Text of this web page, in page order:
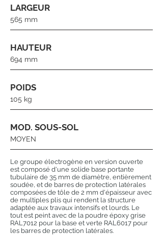
LARGEUR
565 mm
HAUTEUR
694 mm
POIDS
105 kg
MOD. SOUS-SOL
MOYEN
Le groupe électrogène en version ouverte
est composé d'une solide base portante
tubulaire de 35 mm de diamètre, entièrement
soudée, et de barres de protection latérales
composées de tôle de 2 mm d'épaisseur avec
de multiples plis qui rendent la structure
adaptée aux travaux intensifs et lourds. Le
tout est peint avec de la poudre époxy grise
RAL7012 pour la base et verte RAL6017 pour
les barres de protection latérales.